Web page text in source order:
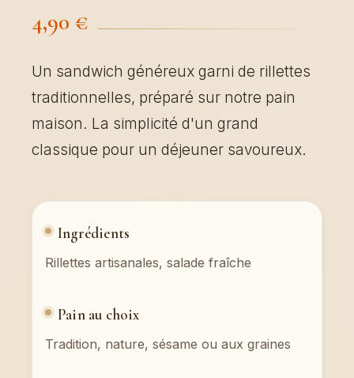
4,90 €
Un sandwich généreux garni de rillettes
traditionnelles, préparé sur notre pain
maison. La simplicité d'un grand
classique pour un déjeuner savoureux.
Ingrédients
Rillettes artisanales, salade fraîche
Pain au choix
Tradition, nature, sésame ou aux graines